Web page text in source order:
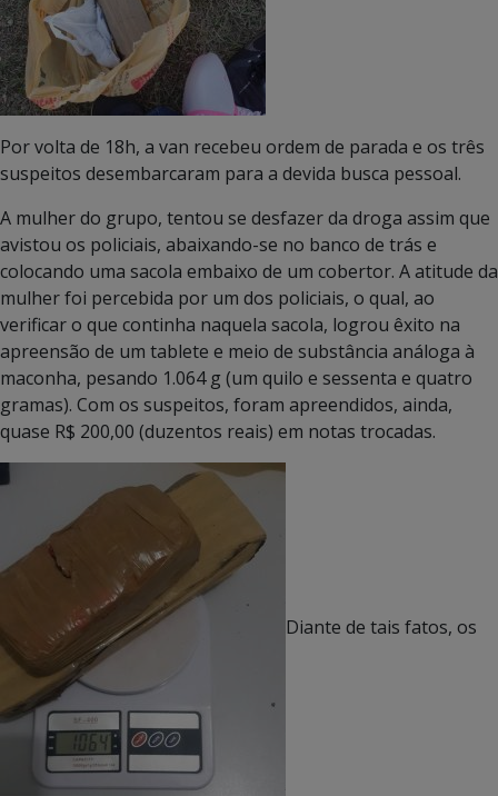
Por volta de 18h, a van recebeu ordem de parada e os três
suspeitos desembarcaram para a devida busca pessoal.
A mulher do grupo, tentou se desfazer da droga assim que
avistou os policiais, abaixando-se no banco de trás e
colocando uma sacola embaixo de um cobertor. A atitude da
mulher foi percebida por um dos policiais, o qual, ao
verificar o que continha naquela sacola, logrou êxito na
apreensão de um tablete e meio de substância análoga à
maconha, pesando 1.064 g (um quilo e sessenta e quatro
gramas). Com os suspeitos, foram apreendidos, ainda,
quase R$ 200,00 (duzentos reais) em notas trocadas.
Diante de tais fatos, os